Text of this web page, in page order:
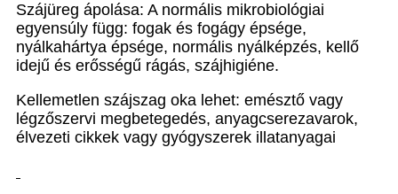
Szájüreg ápolása: A normális mikrobiológiai
egyensúly függ: fogak és fogágy épsége,
nyálkahártya épsége, normális nyálképzés, kellő
idejű és erősségű rágás, szájhigiéne.
Kellemetlen szájszag oka lehet: emésztő vagy
légzőszervi megbetegedés, anyagcserezavarok,
élvezeti cikkek vagy gyógyszerek illatanyagai